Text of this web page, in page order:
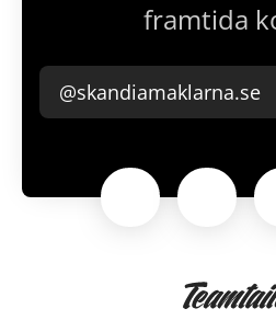
framtida
@skandiamaklarna.se